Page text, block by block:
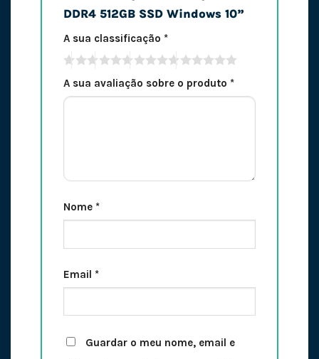
DDR4 512GB SSD Windows 10”
A sua classificação *
A sua avaliação sobre o produto *
Nome *
Email *
Guardar o meu nome, email e